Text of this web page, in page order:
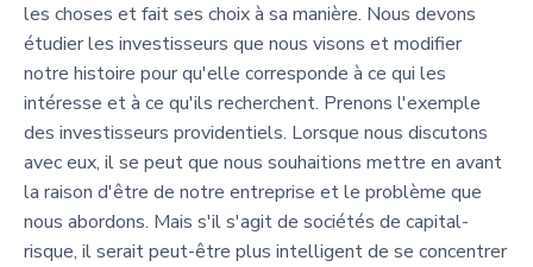
les choses et fait ses choix à sa manière. Nous devons
étudier les investisseurs que nous visons et modifier
notre histoire pour qu'elle corresponde à ce qui les
intéresse et à ce qu'ils recherchent. Prenons l'exemple
des investisseurs providentiels. Lorsque nous discutons
avec eux, il se peut que nous souhaitions mettre en avant
la raison d'être de notre entreprise et le problème que
nous abordons. Mais s'il s'agit de sociétés de capital-
risque, il serait peut-être plus intelligent de se concentrer